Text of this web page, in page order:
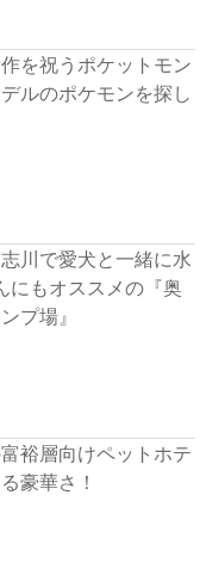
を祝うポケットモン
ルのポケモンを探し
川で愛犬と一緒に水
にもオススメの『奥
プ場』
裕層向けペットホテ
豪華さ！